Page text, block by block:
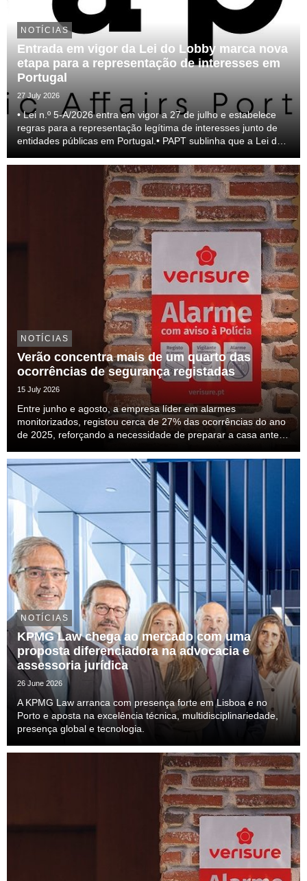
NOTÍCIAS
Entrada em vigor da Lei do Lobby marca nova
etapa para a representação de interesses em
Portugal
27 July 2026
• Lei n.º 5-A/2026 entra em vigor a 27 de julho e estabelece
regras para a representação legítima de interesses junto de
entidades públicas em Portugal.• PAPT sublinha que a Lei do
do setor e para a transparên...
NOTÍCIAS
Verão concentra mais de um quarto das
ocorrências de segurança registadas
15 July 2026
Entre junho e agosto, a empresa líder em alarmes
monitorizados, registou cerca de 27% das ocorrências do ano
de 2025, reforçando a necessidade de preparar a casa antes
NOTÍCIAS
KPMG Law chega ao mercado com uma
proposta diferenciadora na advocacia e
assessoria jurídica
26 June 2026
A KPMG Law arranca com presença forte em Lisboa e no
Porto e aposta na excelência técnica, multidisciplinariedade,
presença global e tecnologia.